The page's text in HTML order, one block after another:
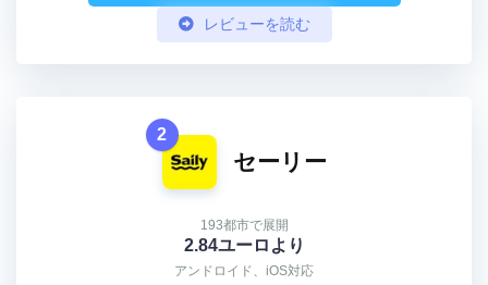
レビューを読む
2
セーリー
193都市で展開
2.84ユーロより
アンドロイド、iOS対応